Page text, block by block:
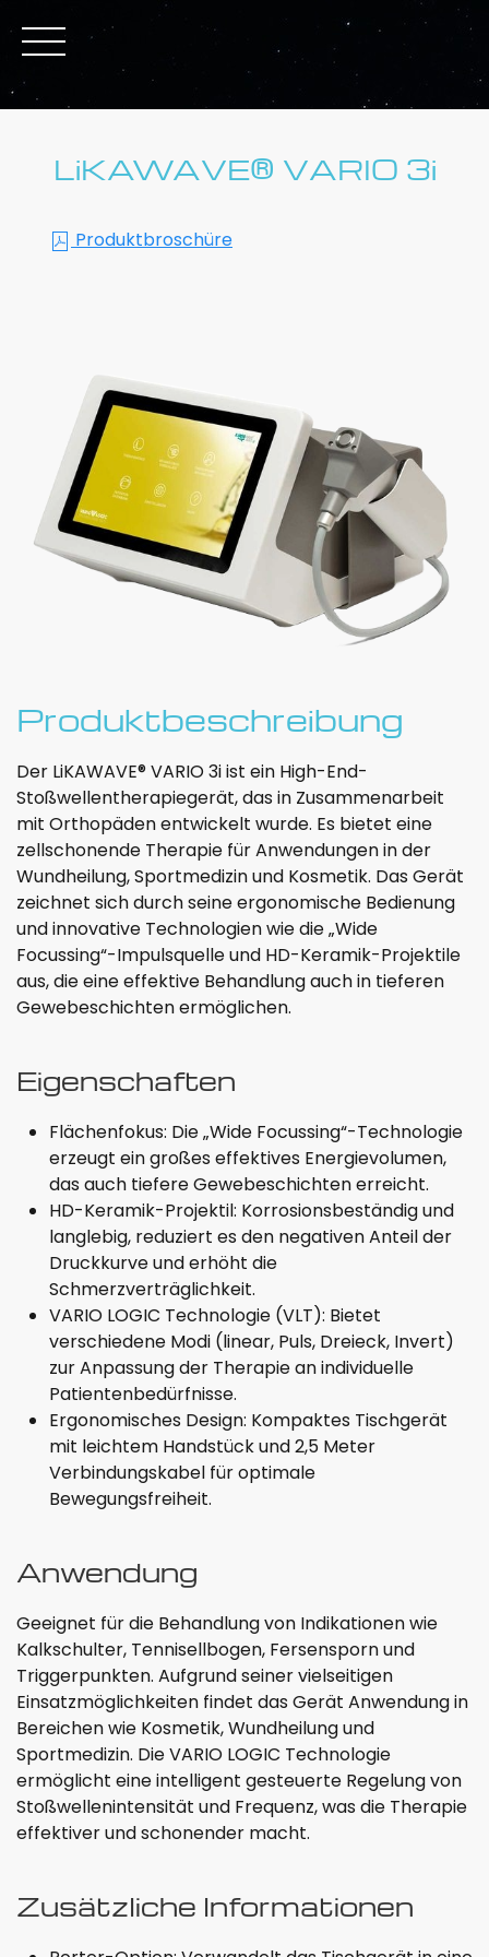
LiKAWAVE® VARIO 3i
Produktbroschüre
Produktbeschreibung
Der LiKAWAVE® VARIO 3i ist ein High-End-
Stoßwellentherapiegerät, das in Zusammenarbeit
mit Orthopäden entwickelt wurde. Es bietet eine
zellschonende Therapie für Anwendungen in der
Wundheilung, Sportmedizin und Kosmetik. Das Gerät
zeichnet sich durch seine ergonomische Bedienung
und innovative Technologien wie die „Wide
Focussing“-Impulsquelle und HD-Keramik-Projektile
aus, die eine effektive Behandlung auch in tieferen
Gewebeschichten ermöglichen.
Eigenschaften
Flächenfokus: Die „Wide Focussing“-Technologie
erzeugt ein großes effektives Energievolumen,
das auch tiefere Gewebeschichten erreicht.
HD-Keramik-Projektil: Korrosionsbeständig und
langlebig, reduziert es den negativen Anteil der
Druckkurve und erhöht die
Schmerzverträglichkeit.
VARIO LOGIC Technologie (VLT): Bietet
verschiedene Modi (linear, Puls, Dreieck, Invert)
zur Anpassung der Therapie an individuelle
Patientenbedürfnisse.
Ergonomisches Design: Kompaktes Tischgerät
mit leichtem Handstück und 2,5 Meter
Verbindungskabel für optimale
Bewegungsfreiheit.
Anwendung
Geeignet für die Behandlung von Indikationen wie
Kalkschulter, Tennisellbogen, Fersensporn und
Triggerpunkten. Aufgrund seiner vielseitigen
Einsatzmöglichkeiten findet das Gerät Anwendung in
Bereichen wie Kosmetik, Wundheilung und
Sportmedizin. Die VARIO LOGIC Technologie
ermöglicht eine intelligent gesteuerte Regelung von
Stoßwellenintensität und Frequenz, was die Therapie
effektiver und schonender macht.
Zusätzliche Informationen